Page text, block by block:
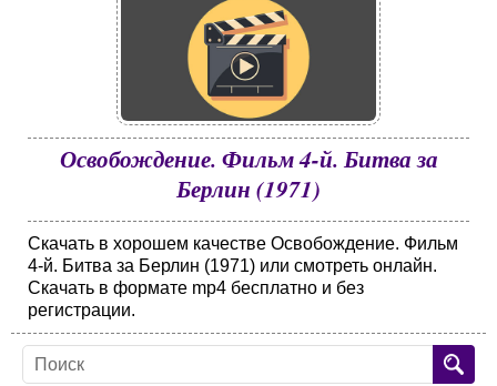
Освобождение. Фильм 4-й. Битва за
Берлин (1971)
Скачать в хорошем качестве Освобождение. Фильм
4-й. Битва за Берлин (1971) или смотреть онлайн.
Скачать в формате mp4 бесплатно и без
регистрации.